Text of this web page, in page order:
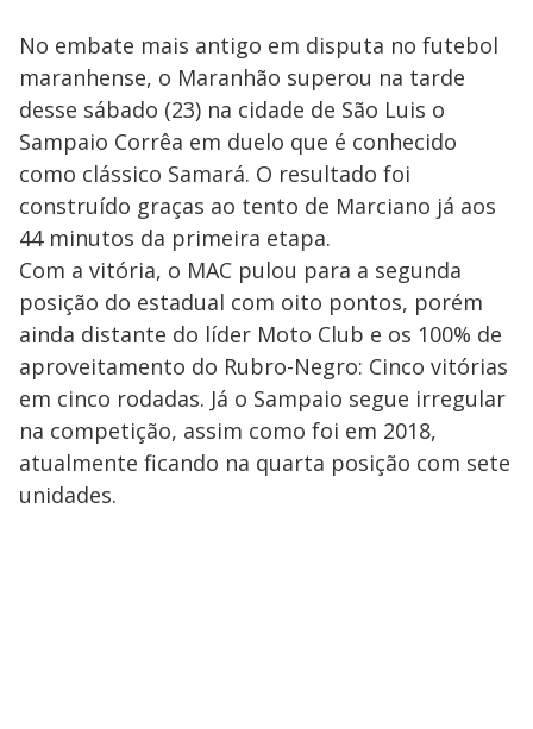
No embate mais antigo em disputa no futebol
maranhense, o Maranhão superou na tarde
desse sábado (23) na cidade de São Luis o
Sampaio Corrêa em duelo que é conhecido
como clássico Samará. O resultado foi
construído graças ao tento de Marciano já aos
44 minutos da primeira etapa.
Com a vitória, o MAC pulou para a segunda
posição do estadual com oito pontos, porém
ainda distante do líder Moto Club e os 100% de
aproveitamento do Rubro-Negro: Cinco vitórias
em cinco rodadas. Já o Sampaio segue irregular
na competição, assim como foi em 2018,
atualmente ficando na quarta posição com sete
unidades.